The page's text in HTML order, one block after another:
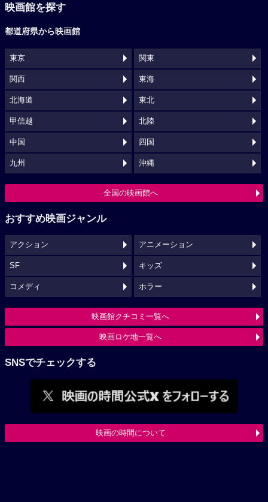
映画館を探す
都道府県から映画館
東京 関東
関西 東海
北海道 東北
甲信越 北陸
中国 四国
九州 沖縄
全国の映画館へ
おすすめ映画ジャンル
アクション アニメーション
SF キッズ
コメディ ホラー
映画館クチコミ一覧へ
映画ロケ地一覧へ
SNSでチェックする
映画の時間について